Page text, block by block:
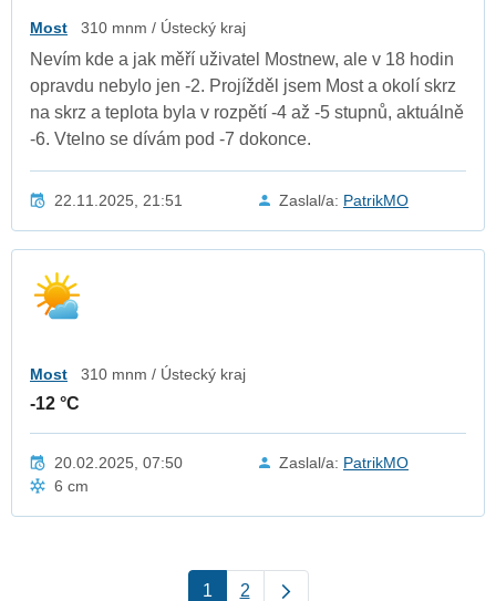
Most 310 mnm / Ústecký kraj
Nevím kde a jak měří uživatel Mostnew, ale v 18 hodin
opravdu nebylo jen -2. Projížděl jsem Most a okolí skrz
na skrz a teplota byla v rozpětí -4 až -5 stupnů, aktuálně
-6. Vtelno se dívám pod -7 dokonce.
22.11.2025, 21:51 Zaslal/a: PatrikMO
Most 310 mnm / Ústecký kraj
-12 °C
20.02.2025, 07:50 Zaslal/a: PatrikMO
6 cm
1 2